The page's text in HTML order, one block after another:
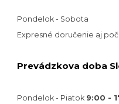
Pondelok - Sobota
Expresné doručenie aj
Prevádzkova doba
Pondelok - Piatok 9:00 -